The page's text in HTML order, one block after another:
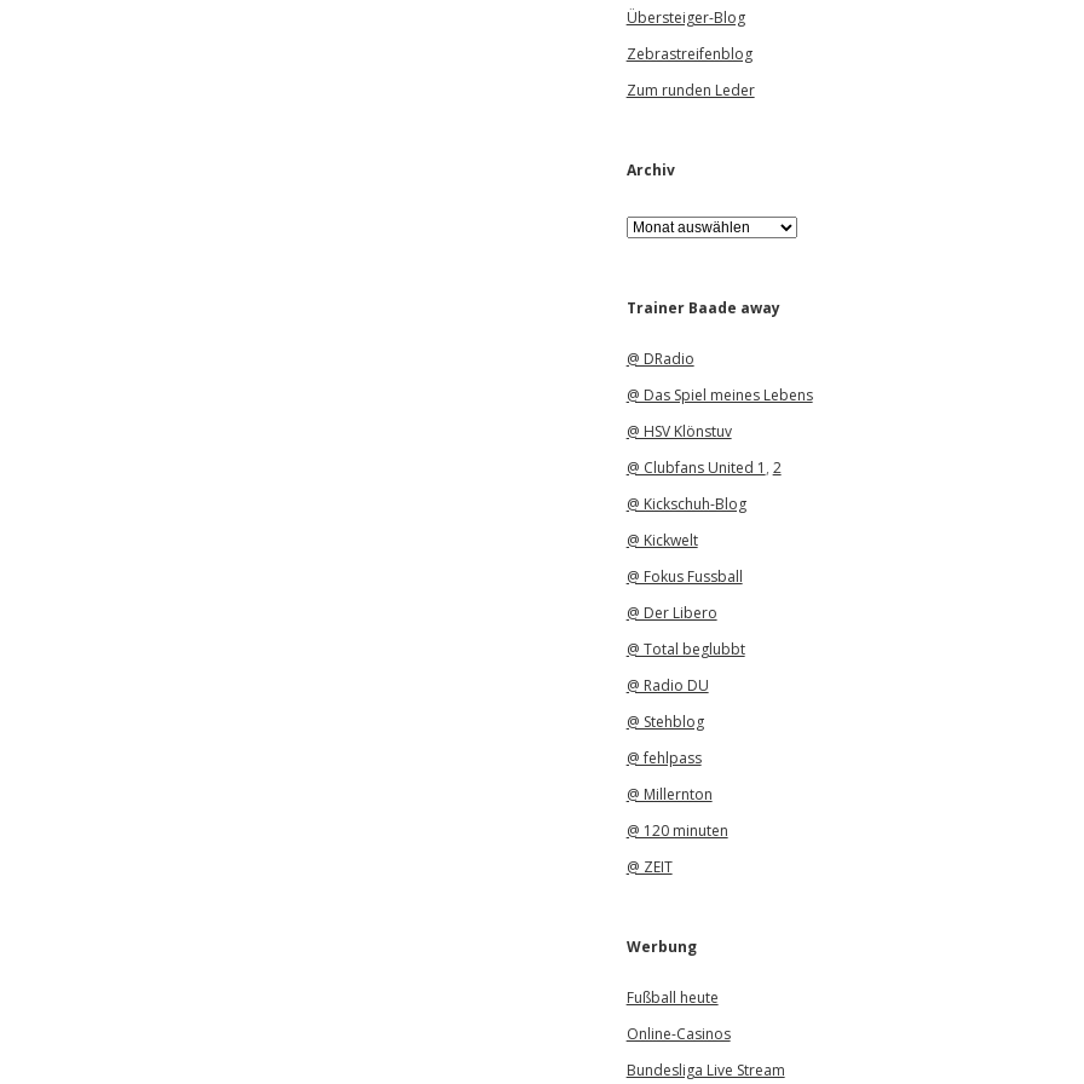
Übersteiger-Blog
Zebrastreifenblog
Zum runden Leder
Archiv
A
r
iTrainer Baade away
@ DRadio
@ Das Spiel meines Lebens
@ HSV Klönstuv
@ Clubfans United 1 , 2
@ Kickschuh-Blog
@ Kickwelt
@ Fokus Fussball
@ Der Libero
@ Total beglubbt
@ Radio DU
@ Stehblog
@ fehlpass
@ Millernton
@ 120 minuten
@ ZEIT
Werbung
Fußball heute
Online-Casinos
Bundesliga Live Stream